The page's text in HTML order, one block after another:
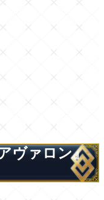
ヴァロン』